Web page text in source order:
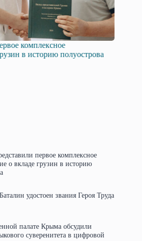
комплексное
в историю полуострова
первое комплексное
о вкладе грузин в историю
удостоен звания Героя Труда
палате Крыма обсудили
суверенитета в цифровой